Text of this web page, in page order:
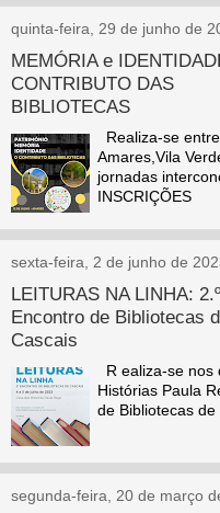
quinta-feira, 29 de junho de
MEMÓRIA e
CONTRIBUTO DAS
BIBLIOTECAS
Realiza-se
Amares,Vila
jornadas
INSCRIÇÕES
sexta-feira, 2 de junho de
LEITURAS NA LINHA: 2.º
Encontro de Bibliotecas
Cascais
R ealiza-se nos
Histórias Paula
de Bibliotecas de
segunda-feira, 20 de março